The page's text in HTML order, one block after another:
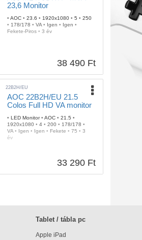
23,6 Monitor
• AOC • 23.6 • 1920x1080 • 5 • 250
• 178/178 • VA • Igen • Igen •
Fekete-Piros • 3 év
38 490 Ft
22B2H/EU
AOC 22B2H/EU 21.5
Colos Full HD VA monitor
• LED Monitor • AOC • 21.5 •
1920x1080 • 4 • 200 • 178/178 •
VA • Igen • Igen • Fekete • 75 • 3
év
33 290 Ft
Tablet / tábla pc
Apple iPad